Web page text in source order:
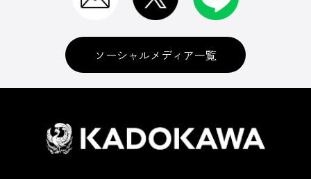
ソーシャルメディア一覧